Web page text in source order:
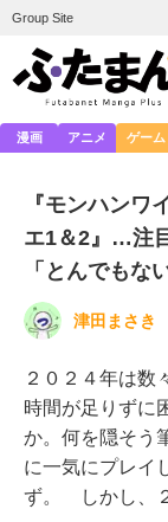
Group Site
漫画 アニメ ゲーム
『モンハンワ
エ1＆2』…注
「とんでもな
津田まさき
２０２４年は数
時間が足りずに
か。何を隠そう
に一気にプレイ
ず。 しかし、